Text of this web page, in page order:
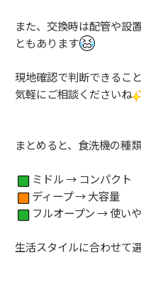
また、交換時は配管や設
ともあります
現地確認で判断できるこ
気軽にご相談くださいね
まとめると、食洗機の種類
ミドル → コンパクト
ディープ → 大容量
フルオープン → 使い
生活スタイルに合わせて